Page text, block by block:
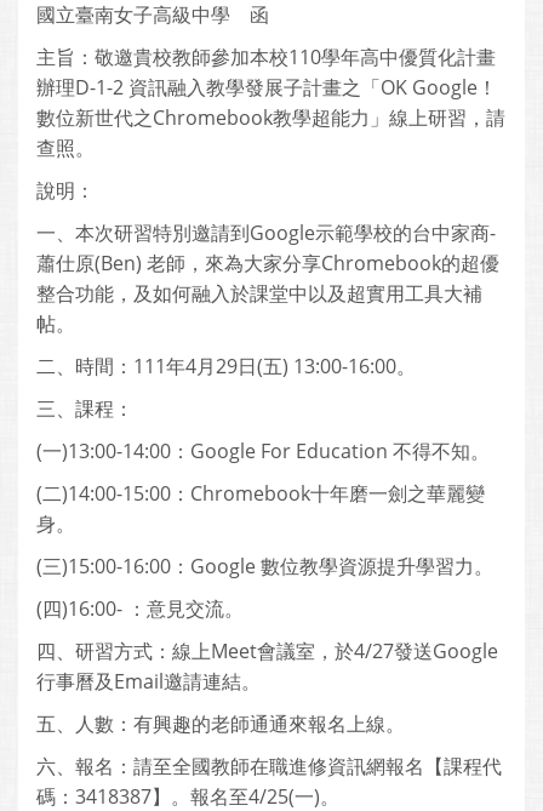
國立臺南女子高級中學 函
主旨：敬邀貴校教師參加本校110學年高中優質化計畫
辦理D-1-2 資訊融入教學發展子計畫之「OK Google！
數位新世代之Chromebook教學超能力」線上研習，請
查照。
說明：
一、本次研習特別邀請到Google示範學校的台中家商-
蕭仕原(Ben) 老師，來為大家分享Chromebook的超優
整合功能，及如何融入於課堂中以及超實用工具大補
帖。
二、時間：111年4月29日(五) 13:00-16:00。
三、課程：
(一)13:00-14:00：Google For Education 不得不知。
(二)14:00-15:00：Chromebook十年磨一劍之華麗變
身。
(三)15:00-16:00：Google 數位教學資源提升學習力。
(四)16:00- ：意見交流。
四、研習方式：線上Meet會議室，於4/27發送Google
行事曆及Email邀請連結。
五、人數：有興趣的老師通通來報名上線。
六、報名：請至全國教師在職進修資訊網報名【課程代
碼：3418387】。報名至4/25(一)。